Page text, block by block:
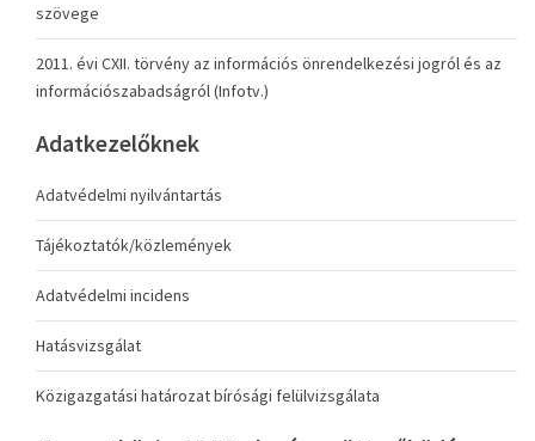
szövege
2011. évi CXII. törvény az információs önrendelkezési jogról és az
információszabadságról (Infotv.)
Adatkezelőknek
Adatvédelmi nyilvántartás
Tájékoztatók/közlemények
Adatvédelmi incidens
Hatásvizsgálat
Közigazgatási határozat bírósági felülvizsgálata